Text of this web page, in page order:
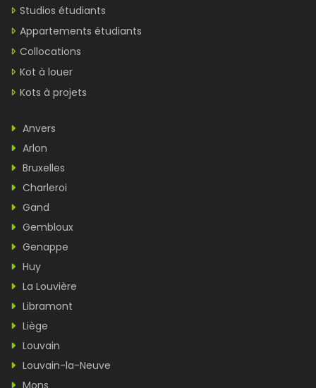
Studios étudiants
Appartements étudiants
Collocations
Kot à louer
Kots à projets
Anvers
Arlon
Bruxelles
Charleroi
Gand
Gembloux
Genappe
Huy
La Louvière
Libramont
Liège
Louvain
Louvain-la-Neuve